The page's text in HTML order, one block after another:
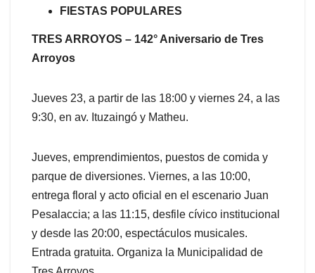
FIESTAS POPULARES
TRES ARROYOS – 142° Aniversario de Tres
Arroyos
Jueves 23, a partir de las 18:00 y viernes 24, a las
9:30, en av. Ituzaingó y Matheu.
Jueves, emprendimientos, puestos de comida y
parque de diversiones. Viernes, a las 10:00,
entrega floral y acto oficial en el escenario Juan
Pesalaccia; a las 11:15, desfile cívico institucional
y desde las 20:00, espectáculos musicales.
Entrada gratuita. Organiza la Municipalidad de